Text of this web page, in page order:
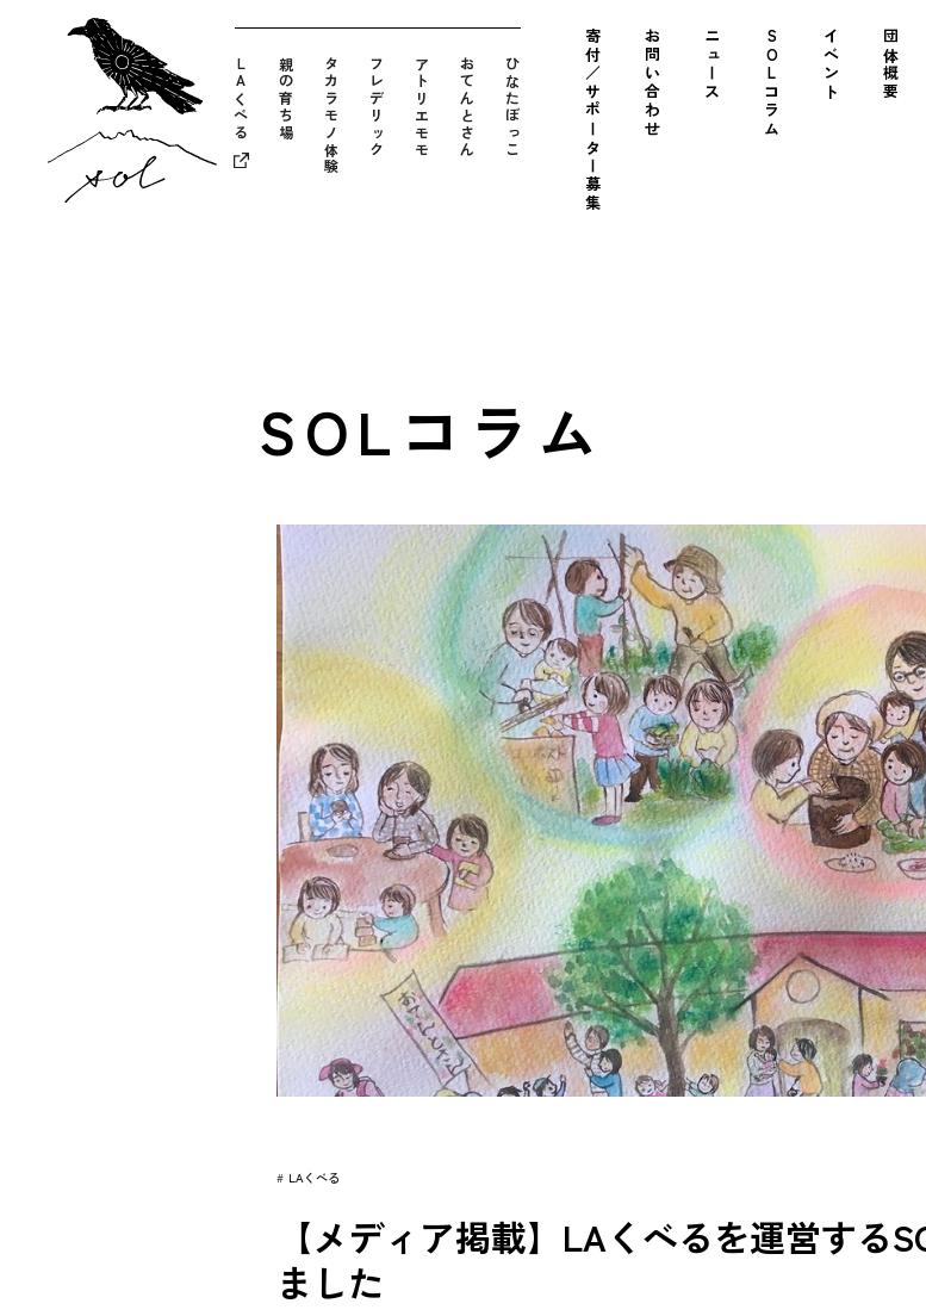
寄付／サポーター募集 お問い合わせ ニュース SOLコラム イベント 団体概要
LAくべる 親の育ち場 タカラモノ体験 フレデリック アトリエモモ おてんとさん ひなたぼっこ
SOLコラム
# LAくべる
【メディア掲載】LAくべるを運営する
ました